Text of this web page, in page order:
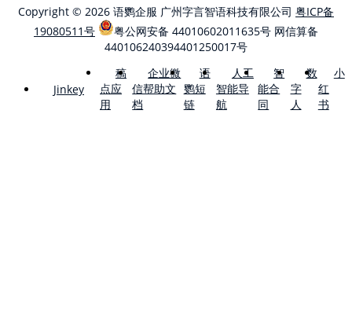
Copyright © 2026 语鹦企服 广州字言智语科技有限公司 粤ICP备
19080511号
粤公网安备 44010602011635号 网信算备
440106240394401250017号
Jinkey
稿
点应
用
企业微
信帮助文
档
语
鹦短
链
人工
智能导
航
智
能合
同
数
字
人
小
红
书